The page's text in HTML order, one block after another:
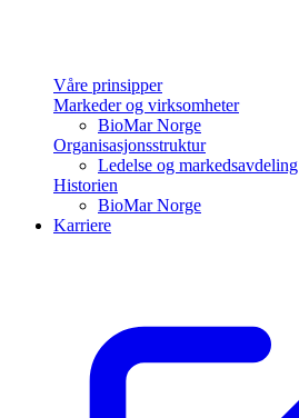
Våre prinsipper
Markeder og virksomheter
BioMar Norge
Organisasjonsstruktur
Ledelse og markedsavdeling
Historien
BioMar Norge
Karriere